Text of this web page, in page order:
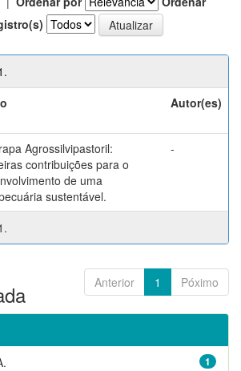
Autor(es)
Agrossilvipastoril:
contribuições para o
de uma
sustentável.
-
Anterior 1 Póximo
1